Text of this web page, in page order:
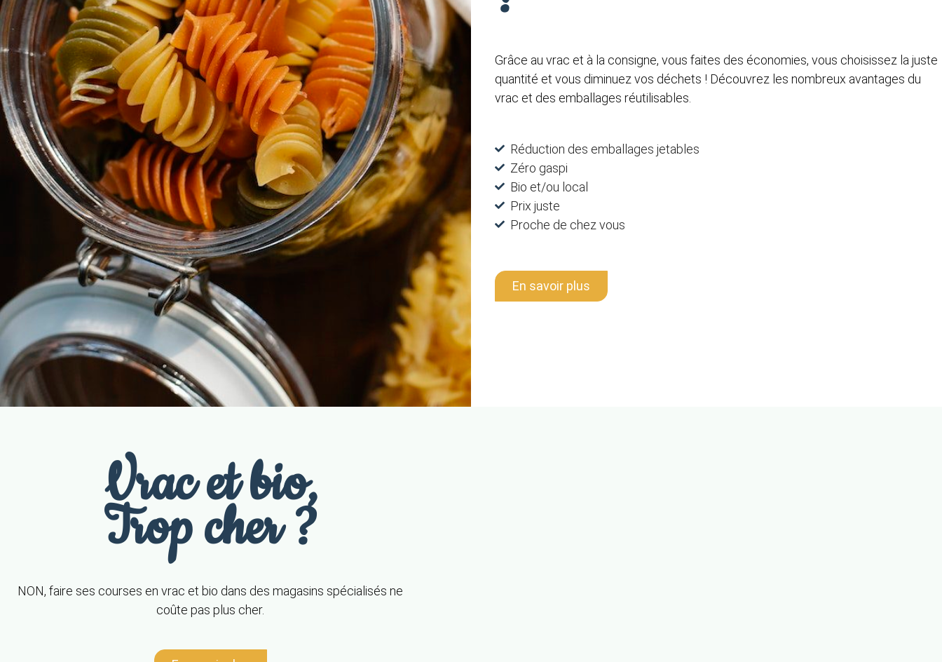
Grâce au vrac et à la consigne, vous faites des économies, vous choisissez la juste
quantité et vous diminuez vos déchets ! Découvrez les nombreux avantages du
vrac et des emballages réutilisables.
Réduction des emballages jetables
Zéro gaspi
Bio et/ou local
Prix juste
Proche de chez vous
En savoir plus
Vrac et bio,
Trop cher ?
NON, faire ses courses en vrac et bio dans des magasins spécialisés ne
coûte pas plus cher.